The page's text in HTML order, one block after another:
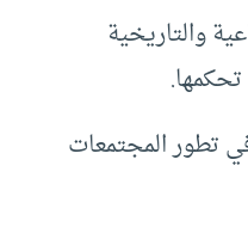
والتاريخية
تطور المجتمعات